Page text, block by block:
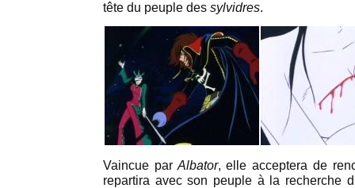
tête du peuple des sylvidres.
Vaincue parAlbator, elle acceptera de
repartira avec son peuple à la recherche